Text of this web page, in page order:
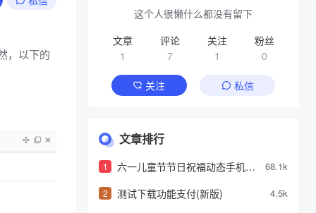
，以下的
这个人很懒什么都没有留下
文章
1
评论
7
关注
1
粉丝
0
关注 私信
文章排行
1
六一儿童节节日祝福动态手机海
68.1k
2 测试下载功能支付(新版) 4.5k